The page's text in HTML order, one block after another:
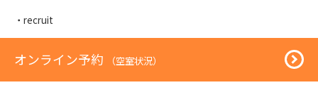
・recruit
オンライン予約 （空室状況）